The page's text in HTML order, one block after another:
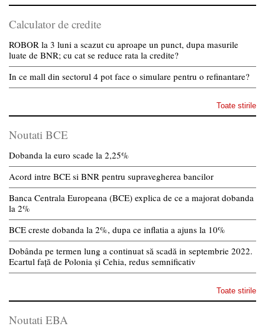
Calculator de credite
ROBOR la 3 luni a scazut cu aproape un punct, dupa masurile
luate de BNR; cu cat se reduce rata la credite?
In ce mall din sectorul 4 pot face o simulare pentru o refinantare?
Toate stirile
Noutati BCE
Dobanda la euro scade la 2,25%
Acord intre BCE si BNR pentru supravegherea bancilor
Banca Centrala Europeana (BCE) explica de ce a majorat dobanda
la 2%
BCE creste dobanda la 2%, dupa ce inflatia a ajuns la 10%
Dobânda pe termen lung a continuat să scadă in septembrie 2022.
Ecartul față de Polonia și Cehia, redus semnificativ
Toate stirile
Noutati EBA